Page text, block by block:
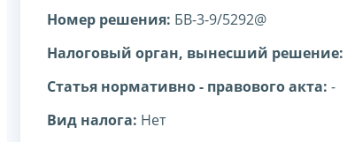
Номер решения: БВ-3-9/5292@
Налоговый орган, вынесший решение:
Статья нормативно - правового акта: -
Вид налога: Нет